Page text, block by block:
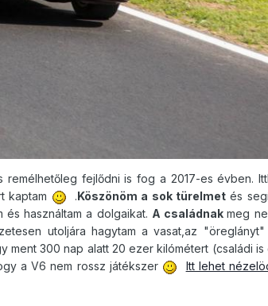
fejlődni is fog a 2017-es évben.
kaptam
.Köszönöm a sok türelmet és
használtam a dolgaikat. A családnakmeg
utoljára hagytam a vasat,az
300 nap alatt 20 ezer kilómétert (családi is
a V6 nem rossz játékszer
Itt lehet